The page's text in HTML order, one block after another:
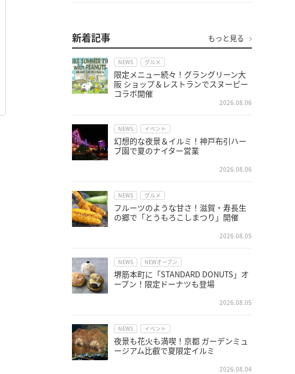
新着記事 もっと見る
NEWS グルメ
限定メニュー続々！グラングリーン大
阪 ショップ＆レストランでスヌーピー
コラボ開催
2026.08.06
NEWS イベント
幻想的な夜景＆イルミ！神戸布引ハー
ブ園で夏のナイター営業
2026.08.06
NEWS グルメ
フルーツのような甘さ！滋賀・寿長生
の郷で「とうもろこしまつり」開催
2026.08.05
NEWS NEWオープン
堺筋本町に「STANDARD DONUTS」オ
ープン！限定ドーナツも登場
2026.08.05
NEWS イベント
夜景も花火も満喫！京都 ガーデンミュ
ージアム比叡で夏限定イルミ
2026.08.04